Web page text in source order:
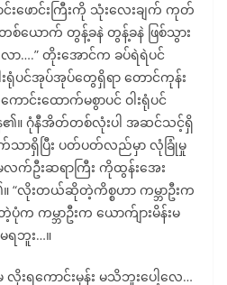
င်းဖောင်းကြီးကို သုံးလေးချက် ကုတ်
ောက် တွန့်ခနဲ တွန့်ခနဲ ဖြစ်သွား
….” တိုးအောင်က ခပ်ရဲရဲပင်
င်အုပ်အုပ်တွေရှိရာ တောင်ကုန်း
င်းထောက်မစွာပင် ဝါးရုံပင်
နေ၏။ ဂုံနီအိတ်တစ်လုံးပါ အဆင်သင့်ရှိ
ာရှိပြီး ပတ်ပတ်လည်မှာ လုံခြုံမှု
က်ဦးဆရာကြီး ကိုထွန်းအေး
“လိုးတယ်ဆိုတဲ့ကိစ္စဟာ ကမ္ဘာဦးက
ကမ္ဘာဦးက ယောက်ျားမိန်းမ
ဘူး…။
လိုးရကောင်းမှန်း မသိဘူးပေါ့လေ…